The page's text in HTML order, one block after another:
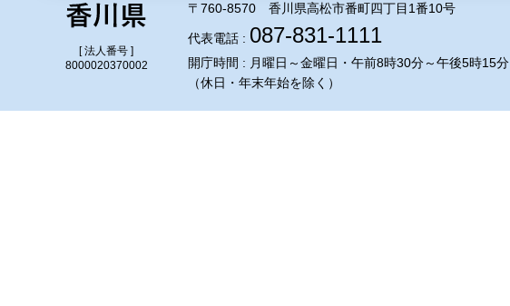
[ 法人番号 ]
8000020370002
〒760-8570 香川県高松市番町四丁目1番10号
代表電話 : 087-831-1111
開庁時間 : 月曜日～金曜日・午前8時30分～午後5時15分
（休日・年末年始を除く）